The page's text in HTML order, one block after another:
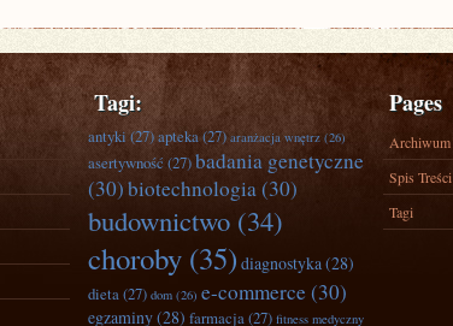
Tagi:
antyki(27)apteka(27) aranżacja wnętrz (26)
asertywność (27)badania genetyczne
(30)biotechnologia(30)
budownictwo (34)
choroby (35) diagnostyka(28)
dieta(27) dom (26) e-commerce (30)
egzaminy(28) farmacja(27) fitness medyczny
Pages
Archiwum
Spis Treści
Tagi